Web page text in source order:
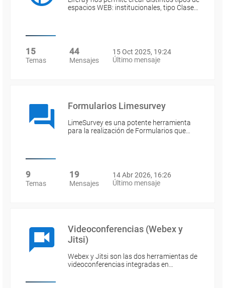
espacios WEB: institucionales, tipo Clase…
15
Temas
44
Mensajes
15 Oct 2025, 19:24
Último mensaje
Formularios Limesurvey
LimeSurvey es una potente herramienta
para la realización de Formularios que…
9
Temas
19
Mensajes
14 Abr 2026, 16:26
Último mensaje
Videoconferencias (Webex y
Jitsi)
Webex y Jitsi son las dos herramientas de
videoconferencias integradas en…